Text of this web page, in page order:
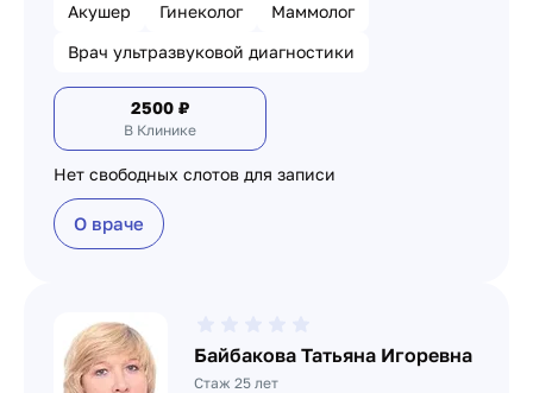
Акушер Гинеколог
Маммолог
Врач ультразвуковой диагностики
2500 ₽
В Клинике
Нет свободных слотов для записи
О враче
Байбакова Татьяна Игоревна
Стаж 25 лет